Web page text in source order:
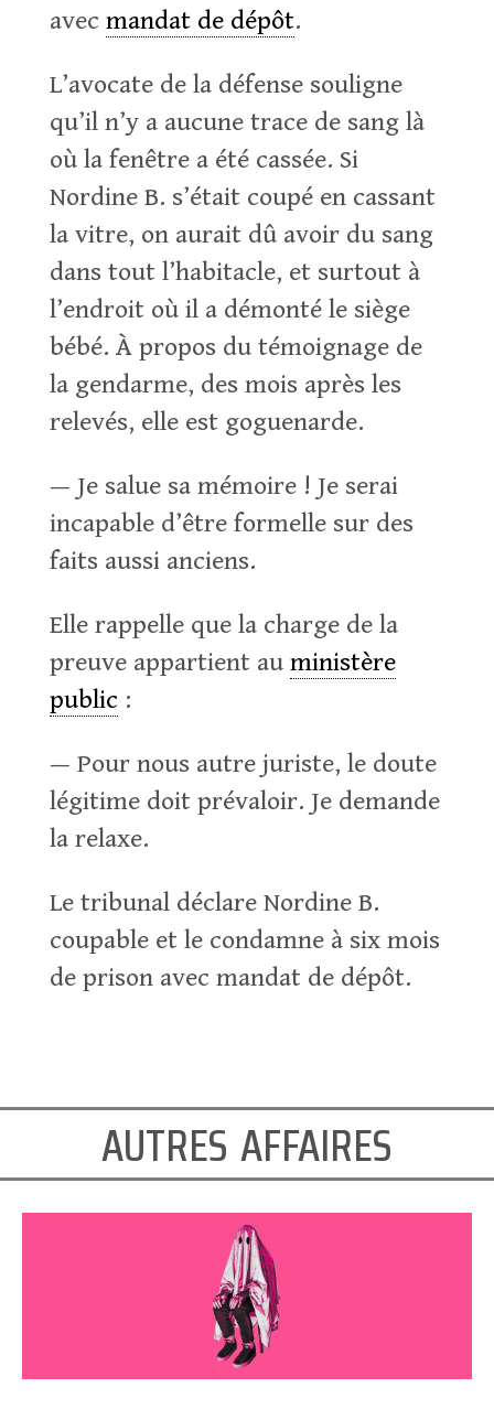
avec mandat de dépôt.
L’avocate de la défense souligne
qu’il n’y a aucune trace de sang là
où la fenêtre a été cassée. Si
Nordine B. s’était coupé en cassant
la vitre, on aurait dû avoir du sang
dans tout l’habitacle, et surtout à
l’endroit où il a démonté le siège
bébé. À propos du témoignage de
la gendarme, des mois après les
relevés, elle est goguenarde.
— Je salue sa mémoire ! Je serai
incapable d’être formelle sur des
faits aussi anciens.
Elle rappelle que la charge de la
preuve appartient au ministère
public :
— Pour nous autre juriste, le doute
légitime doit prévaloir. Je demande
la relaxe.
Le tribunal déclare Nordine B.
coupable et le condamne à six mois
de prison avec mandat de dépôt.
autres affaires